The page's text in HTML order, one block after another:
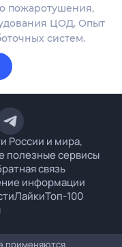
пожаротушения,
ЦОД. Опыт
систем.
России и мира,
полезные сервисы
связь
информации
ЛайкиТоп-100
применяются